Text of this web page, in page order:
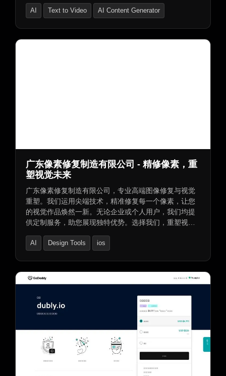
建个性化的AI虚拟形象，建立与观众的信任连接。
AI Text to Video AI Content Generator
广东像素修复制造有限公司 - 精修像素，重
塑视觉未来
广东像素修复制造有限公司，专业高端图像修复与视觉
重塑。我们运用尖端技术，精准修复每一个像素，让您
的视觉作品焕然一新。无论企业或个人用户，我们均提
供定制服务，助您展现独特优势。选择我们，重塑视
AI Design Tools ios